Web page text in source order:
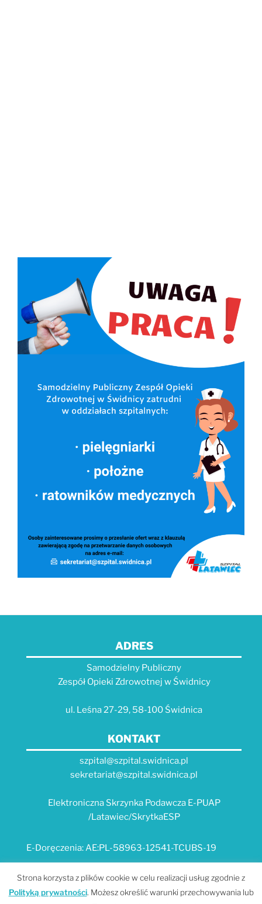
ADRES
Samodzielny Publiczny
Zespół Opieki Zdrowotnej w Świdnicy
ul. Leśna 27-29, 58-100 Świdnica
KONTAKT
szpital@szpital.swidnica.pl
sekretariat@szpital.swidnica.pl
Elektroniczna Skrzynka Podawcza E-PUAP
/Latawiec/SkrytkaESP
E-Doręczenia: AE:PL-58963-12541-TCUBS-19
E-USŁUGI
Platforma e-usług Szpitala "Latawiec" --- MPI
Strona korzysta z plików cookie w celu realizacji usług zgodnie z
Polityką prywatności. Możesz określić warunki przechowywania lub